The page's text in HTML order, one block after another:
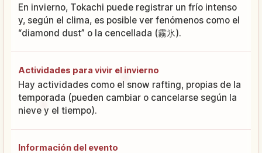
En invierno, Tokachi puede registrar un frío intenso
y, según el clima, es posible ver fenómenos como el
“diamond dust” o la cencellada (霧氷).
Actividades para vivir el invierno
Hay actividades como el snow rafting, propias de la
temporada (pueden cambiar o cancelarse según la
nieve y el tiempo).
Información del evento